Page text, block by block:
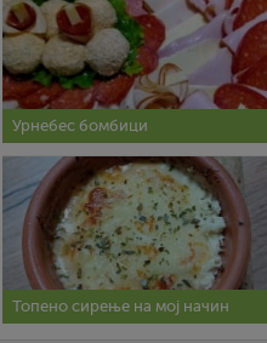
Урнебес бомбици
Топено сирење на мој начин